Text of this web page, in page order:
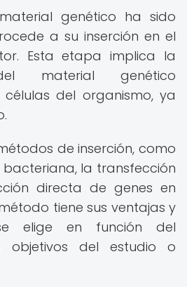
genético ha sido
a su inserción en el
Esta etapa implica la
material genético
del organismo, ya
de inserción, como
la transfección
directa de genes en
tiene sus ventajas y
elige en función del
objetivos del estudio o